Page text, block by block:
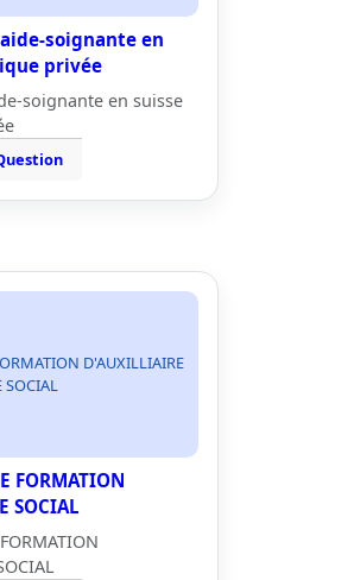
soignante en
privée
soignante en suisse
D'AUXILLIAIRE
SOCIAL
FORMATION
SOCIAL